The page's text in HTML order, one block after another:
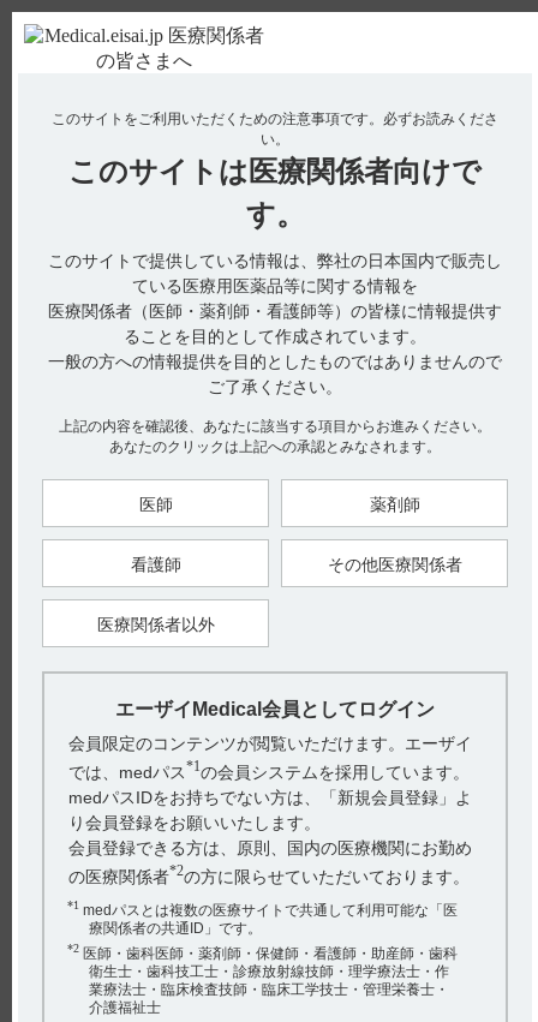
使用期限検索 Drug Information
No : 2421
【コアテック】 規格の種類、製剤の大きさ、添
加物などを教えてください。
【コアテック】
規格の種類、製剤の大きさ、添加物などを教えてください。
電子添文及びインタビューフォームには、規格、組成、性状に
関する以下の記載があります。
■規格
9ｍｇ（引用1）
■組成
（引用2）
（引用3）
■製剤の性状
（引用4）
（引用5）
【引用】
1）コアテック注5mg･注SB9mgインタビューフォーム 2020年11
2）コアテック注5mg電子添文 2020年11月改訂（第1版） 3．組
成・性状 3．1組成
3）コアテック注SB9mg電子添文 2020年7月改訂（第1版） 3．
組成・性状 3．1組成
4）コアテック注5mg電子添文 2020年11月改訂（第1版） 3．組
成・性状 3．2製剤の性状
5）コアテック注SB9mg電子添文 2020年7月改訂（第1版） 3．
このサイトをご利用いただくための注意事項です。 必ずお読みくださ
い。
このサイトは 医療関係者向けで
す。
このサイトで提供している情報は、弊社の日本国内で販売し
ている医療用医薬品等に関する情報を
医療関係者（医師・薬剤師・看護師等）の皆様に情報提供す
ることを目的として作成されています。
一般の方への情報提供を目的としたものではありませんので
ご了承ください。
上記の内容を確認後、あなたに該当する項目からお進みください。
あなたのクリックは上記への承認とみなされます。
医師 薬剤師
看護師 その他医療関係者
医療関係者以外
エーザイMedical会員としてログイン
会員限定のコンテンツが閲覧いただけます。エーザイ
では、medパス*1の会員システムを採用しています。
medパスIDをお持ちでない方は、「新規会員登録」よ
り会員登録をお願いいたします。
会員登録できる方は、原則、国内の医療機関にお勤め
の医療関係者*2の方に限らせていただいております。
*1 medパスとは複数の医療サイトで共通して利用可能な「医
療関係者の共通ID」です。
*2 医師・歯科医師・薬剤師・保健師・看護師・助産師・歯科
衛生士・歯科技工士・診療放射線技師・理学療法士・作
業療法士・臨床検査技師・臨床工学技士・管理栄養士・
介護福祉士